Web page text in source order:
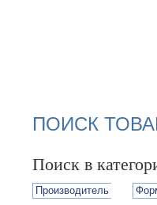
ПОИСК
Поиск в
Производитель